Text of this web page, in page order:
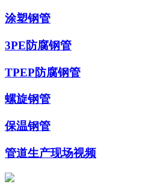
涂塑钢管
3PE防腐钢管
TPEP防腐钢管
螺旋钢管
保温钢管
管道生产现场视频